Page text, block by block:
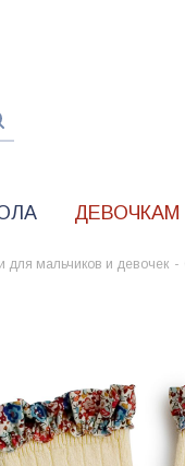
ДЕВОЧКАМ
для мальчиков и девочек -